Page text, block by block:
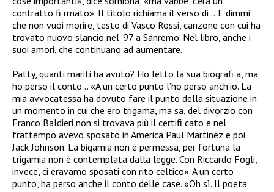
contratto fi rmato». Il titolo richiama il verso di …E dimmi
che non vuoi morire, testo di Vasco Rossi, canzone con cui ha
trovato nuovo slancio nel ’97 a Sanremo. Nel libro, anche i
suoi amori, che continuano ad aumentare.
Patty, quanti mariti ha avuto? Ho letto la sua biografi a, ma
ho perso il conto… «A un certo punto l’ho perso anch’io. La
mia avvocatessa ha dovuto fare il punto della situazione in
un momento in cui che ero trigama, ma sa, del divorzio con
Franco Baldieri non si trovava più il certifi cato e nel
frattempo avevo sposato in America Paul Martinez e poi
Jack Johnson. La bigamia non è permessa, per fortuna la
trigamia non è contemplata dalla legge. Con Riccardo Fogli,
invece, ci eravamo sposati con rito celtico». A un certo
punto, ha perso anche il conto delle case. «Oh sì. Il poeta